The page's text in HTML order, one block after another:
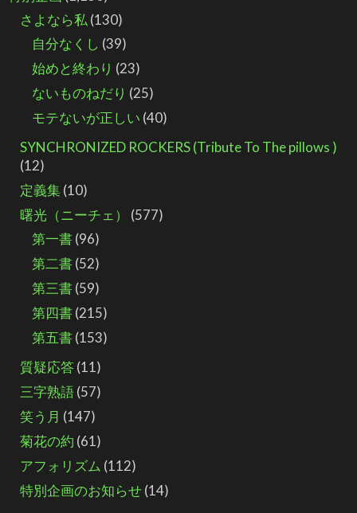
さよなら私 (130)
自分なくし (39)
始めと終わり (23)
ないものねだり (25)
モテないが正しい (40)
SYNCHRONIZED ROCKERS (Tribute To The pillows )
(12)
定義集(10)
曙光（ニーチェ）
(577)
第一書(96)
第二書(52)
第三書(59)
第四書(215)
第五書(153)
質疑応答(11)
三字熟語(57)
笑う月 (147)
菊花の約 (61)
アフォリズム (112)
特別企画のお知らせ(14)